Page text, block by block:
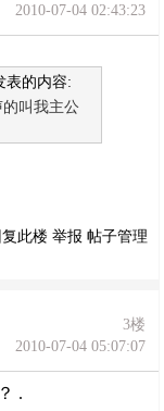
2010-07-04 02:43:23
表的内容:
叫我主公
复此楼 举报 帖子管理
3楼
2010-07-04 05:07:07
.